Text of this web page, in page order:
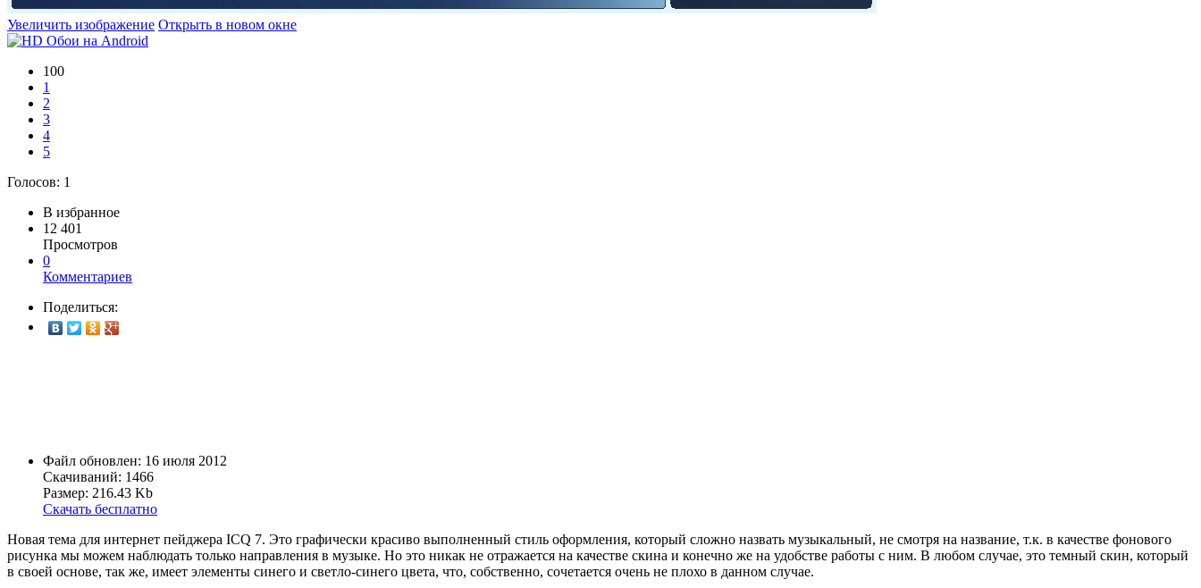
Увеличить изображение Открыть в новом окне
100
1
2
3
4
5
Голосов: 1
В избранное
12 401
Просмотров
0
Комментариев
Поделиться:
Файл обновлен: 16 июля 2012
Скачиваний: 1466
Размер: 216.43 Kb
Скачать бесплатно
Новая тема для интернет пейджера ICQ 7. Это графически красиво выполненный стиль оформления, который сложно назвать музыкальный, не смотря на название, т.к. в качестве фонового
рисунка мы можем наблюдать только направления в музыке. Но это никак не отражается на качестве скина и конечно же на удобстве работы с ним. В любом случае, это темный скин, который
в своей основе, так же, имеет элементы синего и светло-синего цвета, что, собственно, сочетается очень не плохо в данном случае.